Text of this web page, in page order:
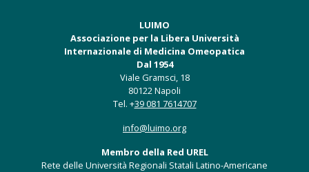
LUIMO
Associazione per la Libera Università
Internazionale di Medicina Omeopatica
Dal 1954
Viale Gramsci, 18
80122 Napoli
Tel. +39 081 7614707
info@luimo.org
Membro della Red UREL
Rete delle Università Regionali Statali Latino-Americane